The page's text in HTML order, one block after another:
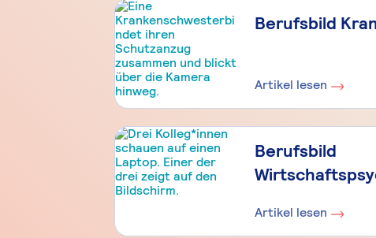
Berufsbild
Artikel lesen
Berufsbild
Artikel lesen